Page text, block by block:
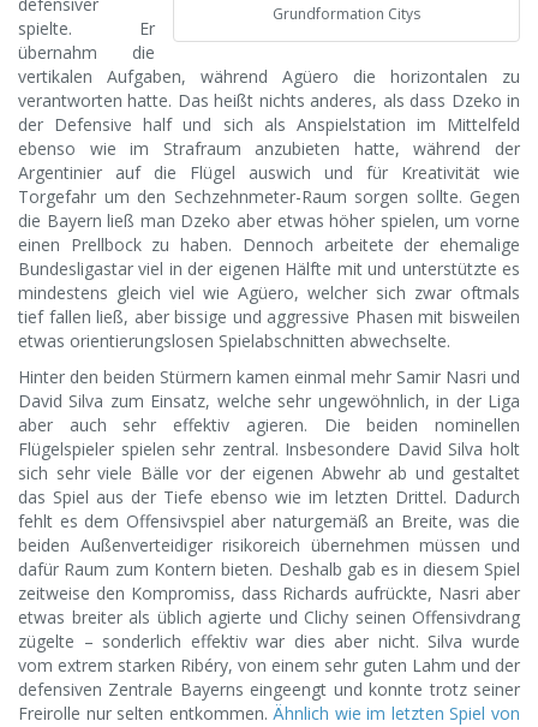
Grundformation Citys
spielte. Er
übernahm die
vertikalen Aufgaben, während Agüero die horizontalen zu
verantworten hatte. Das heißt nichts anderes, als dass Dzeko in
der Defensive half und sich als Anspielstation im Mittelfeld
ebenso wie im Strafraum anzubieten hatte, während der
Argentinier auf die Flügel auswich und für Kreativität wie
Torgefahr um den Sechzehnmeter-Raum sorgen sollte. Gegen
die Bayern ließ man Dzeko aber etwas höher spielen, um vorne
einen Prellbock zu haben. Dennoch arbeitete der ehemalige
Bundesligastar viel in der eigenen Hälfte mit und unterstützte es
mindestens gleich viel wie Agüero, welcher sich zwar oftmals
tief fallen ließ, aber bissige und aggressive Phasen mit bisweilen
etwas orientierungslosen Spielabschnitten abwechselte.
Hinter den beiden Stürmern kamen einmal mehr Samir Nasri und
David Silva zum Einsatz, welche sehr ungewöhnlich, in der Liga
aber auch sehr effektiv agieren. Die beiden nominellen
Flügelspieler spielen sehr zentral. Insbesondere David Silva holt
sich sehr viele Bälle vor der eigenen Abwehr ab und gestaltet
das Spiel aus der Tiefe ebenso wie im letzten Drittel. Dadurch
fehlt es dem Offensivspiel aber naturgemäß an Breite, was die
beiden Außenverteidiger risikoreich übernehmen müssen und
dafür Raum zum Kontern bieten. Deshalb gab es in diesem Spiel
zeitweise den Kompromiss, dass Richards aufrückte, Nasri aber
etwas breiter als üblich agierte und Clichy seinen Offensivdrang
zügelte – sonderlich effektiv war dies aber nicht. Silva wurde
vom extrem starken Ribéry, von einem sehr guten Lahm und der
defensiven Zentrale Bayerns eingeengt und konnte trotz seiner
Freirolle nur selten entkommen.Ähnlich wie im letzten Spiel von